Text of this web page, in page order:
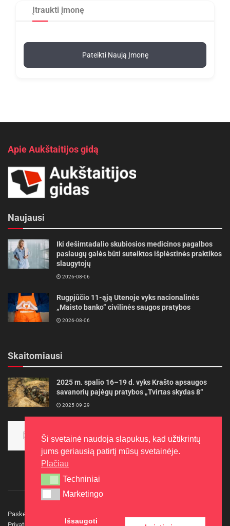
Įtraukti įmonę
Pateikti Naują Įmonę
Apie Aukštaitijos gidą
Naujausi
Iki dešimtadalio skubiosios medicinos pagalbos
paslaugų galės būti suteiktos išplėstinės praktikos
slaugytojų
2026-08-06
Rugpjūčio 11-ąją Utenoje vyks nacionalinės
„Maisto banko“ civilinės saugos pratybos
2026-08-06
Skaitomiausi
2025 m. spalio 16–19 d. vyks Krašto apsaugos
savanorių pajėgų pratybos „Tvirtas skydas 8“
2025-09-29
aukso
2015-10-30
Paskelbkite naujieną
Ši svetainė naudoja slapukus, kad užtikrintų
jums geriausią patirtį mūsų svetainėje.
Plačiau
Techniniai
Techniniai
Marketingo
Marketingo
Išsaugoti